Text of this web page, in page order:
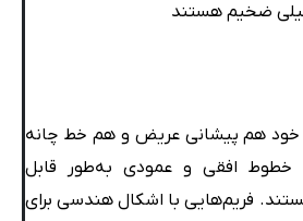
ضخیم هستند
هم پیشانی عریض و هم خط چانه
خطوط افقی و عمودی به‌طور قابل
فریم‌هایی با اشکال هندسی برای